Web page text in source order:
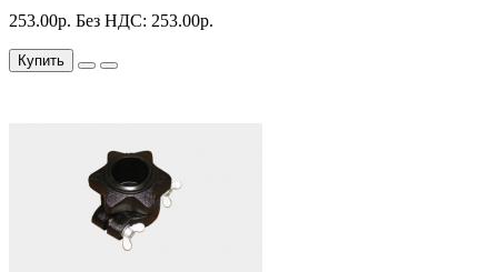
253.00р. Без НДС: 253.00р.
Купить